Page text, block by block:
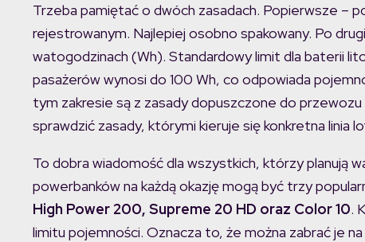
Trzeba pamiętać o dwóch zasadach. Popierwsze –
rejestrowanym. Najlepiej osobno spakowany. Po
watogodzinach (Wh). Standardowy limit dla baterii
pasażerów wynosi do 100 Wh, co odpowiada
tym zakresie są z zasady dopuszczone do
sprawdzić zasady, którymi kieruje się konkretna linia
To dobra wiadomość dla wszystkich, którzy planują
powerbanków na każdą okazję mogą być trzy
High Power 200, Supreme 20 HD oraz Color 10.
limitu pojemności. Oznacza to, że można zabrać je